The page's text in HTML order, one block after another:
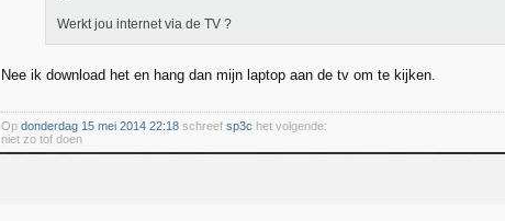
Werkt jou internet via de TV ?
Nee ik download het en hang dan mijn laptop aan de tv om te kijken.
Op donderdag 15 mei 2014 22:18 schreef sp3c het volgende:
niet zo tof doen